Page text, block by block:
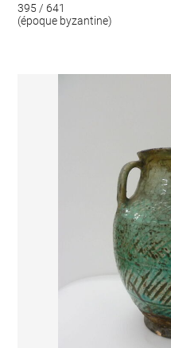
395 / 641
(époque byzantine)